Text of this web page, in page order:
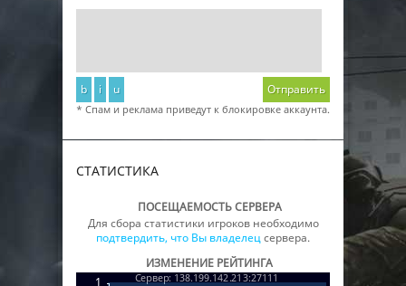
b i u Отправить
* Спам и реклама приведут к блокировке аккаунта.
СТАТИСТИКА
ПОСЕЩАЕМОСТЬ СЕРВЕРА
Для сбора статистики игроков необходимо
подтвердить, что Вы владелецсервера.
ИЗМЕНЕНИЕ РЕЙТИНГА